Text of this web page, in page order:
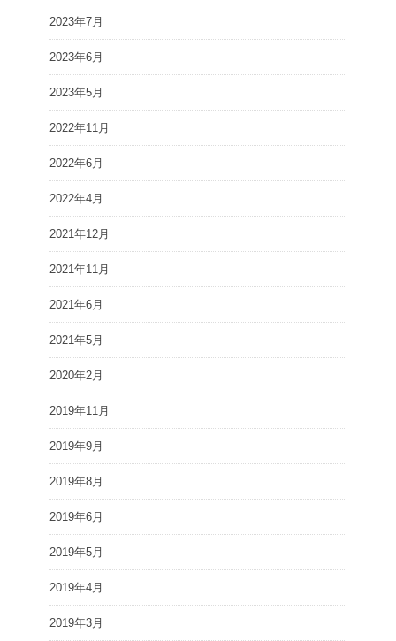
2023年7月
2023年6月
2023年5月
2022年11月
2022年6月
2022年4月
2021年12月
2021年11月
2021年6月
2021年5月
2020年2月
2019年11月
2019年9月
2019年8月
2019年6月
2019年5月
2019年4月
2019年3月